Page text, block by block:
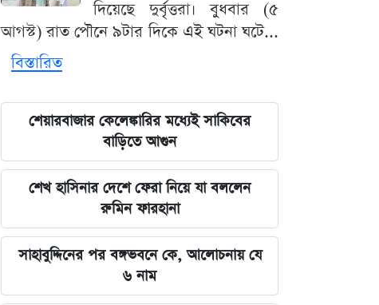
দিয়েছে দুর্বৃত্তরা। বুধবার (৫
আগস্ট) রাত পৌনে ৯টার দিকে এই ঘটনা ঘটে...
বিস্তারিত
শেয়ারবাজার কেলেঙ্কারির মধ্যেই সাকিবের
বাড়িতে আগুন
শেখ হাসিনার দেশে ফেরা নিয়ে যা বললেন
রুমিন ফারহানা
সাহাবুদ্দিনের পর বঙ্গভবনে কে, আলোচনায় যে
৬ নাম